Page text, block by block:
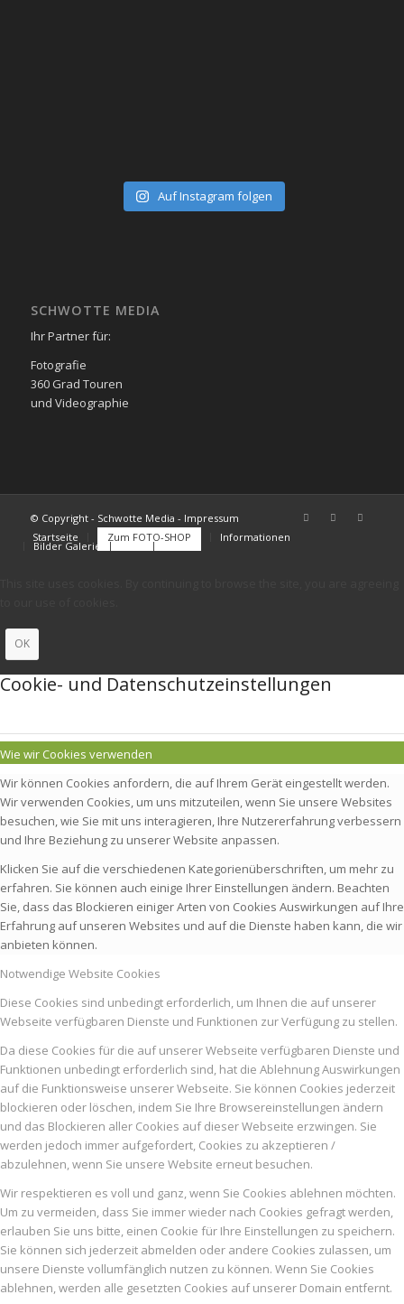
Auf Instagram folgen
SCHWOTTE MEDIA
Ihr Partner für:
Fotografie
360 Grad Touren
und Videographie
© Copyright - Schwotte Media - Impressum
Startseite
Zum FOTO-SHOP Informationen
Bilder Galerie
OK
Cookie- und Datenschutzeinstellungen
Wie wir Cookies verwenden
Wir können Cookies anfordern, die auf Ihrem Gerät eingestellt werden.
Wir verwenden Cookies, um uns mitzuteilen, wenn Sie unsere Websites
besuchen, wie Sie mit uns interagieren, Ihre Nutzererfahrung verbessern
und Ihre Beziehung zu unserer Website anpassen.
Klicken Sie auf die verschiedenen Kategorienüberschriften, um mehr zu
erfahren. Sie können auch einige Ihrer Einstellungen ändern. Beachten
Sie, dass das Blockieren einiger Arten von Cookies Auswirkungen auf Ihre
Erfahrung auf unseren Websites und auf die Dienste haben kann, die wir
anbieten können.
Notwendige Website Cookies
Diese Cookies sind unbedingt erforderlich, um Ihnen die auf unserer
Webseite verfügbaren Dienste und Funktionen zur Verfügung zu stellen.
Da diese Cookies für die auf unserer Webseite verfügbaren Dienste und
Funktionen unbedingt erforderlich sind, hat die Ablehnung Auswirkungen
auf die Funktionsweise unserer Webseite. Sie können Cookies jederzeit
blockieren oder löschen, indem Sie Ihre Browsereinstellungen ändern
und das Blockieren aller Cookies auf dieser Webseite erzwingen. Sie
werden jedoch immer aufgefordert, Cookies zu akzeptieren /
abzulehnen, wenn Sie unsere Website erneut besuchen.
Wir respektieren es voll und ganz, wenn Sie Cookies ablehnen möchten.
Um zu vermeiden, dass Sie immer wieder nach Cookies gefragt werden,
erlauben Sie uns bitte, einen Cookie für Ihre Einstellungen zu speichern.
Sie können sich jederzeit abmelden oder andere Cookies zulassen, um
unsere Dienste vollumfänglich nutzen zu können. Wenn Sie Cookies
ablehnen, werden alle gesetzten Cookies auf unserer Domain entfernt.